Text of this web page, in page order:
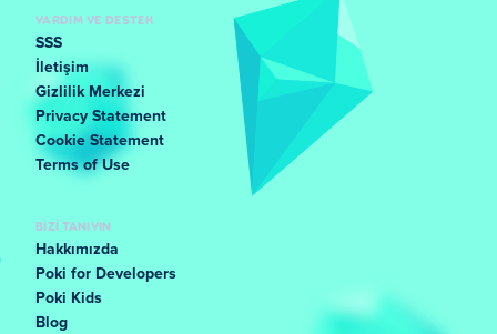
YARDIM VE DESTEK
SSS
İletişim
Gizlilik Merkezi
Privacy Statement
Cookie Statement
Terms of Use
BIZI TANIYIN
Hakkımızda
Poki for Developers
Poki Kids
Blog